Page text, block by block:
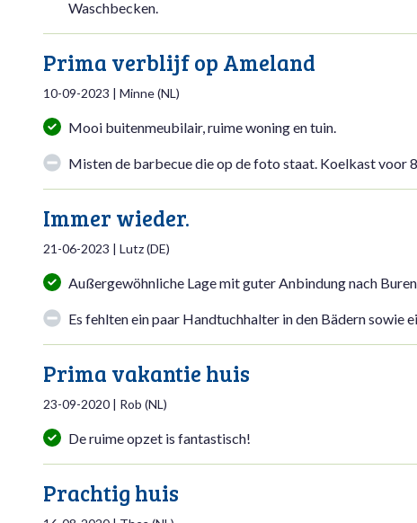
Waschbecken.
Prima verblijf op Ameland
10-09-2023 | Minne(NL)
Mooi buitenmeubilair, ruime woning en tuin.
Misten de barbecue die op de foto staat. Koelkast voor
Immer wieder.
21-06-2023 | Lutz(DE)
Außergewöhnliche Lage mit guter Anbindung nach
Es fehlten ein paar Handtuchhalter in den Bädern sowie
Prima vakantie huis
23-09-2020 | Rob (NL)
De ruime opzet is fantastisch!
Prachtig huis